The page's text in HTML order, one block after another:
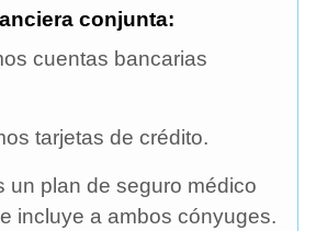
conjunta:
cuentas bancarias
tarjetas de crédito.
un plan de seguro médico
incluye a ambos cónyuges.